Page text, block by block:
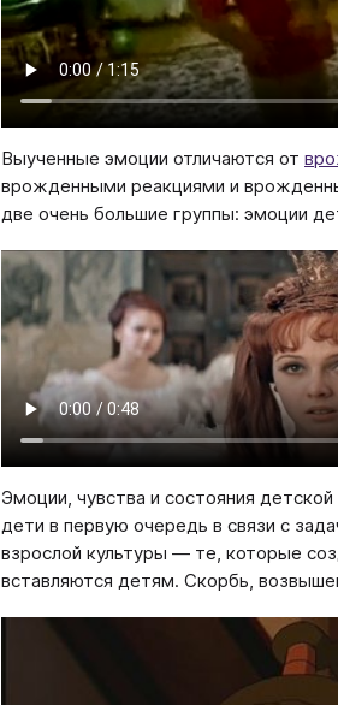
Выученные эмоции отличаются от
врожденными реакциями и
две очень большие группы: эмоции
Эмоции, чувства и состояния
дети в первую очередь в связи с
взрослой культуры — те, которые
вставляются детям. Скорбь,